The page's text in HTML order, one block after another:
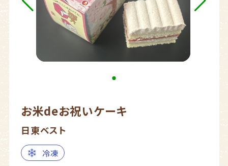
お米deお祝いケーキ
日東ベスト
冷凍